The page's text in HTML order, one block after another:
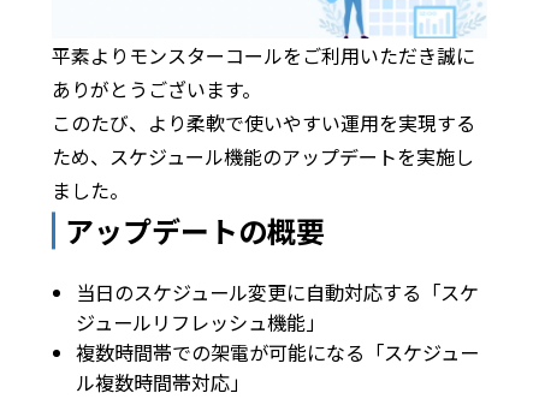
平素よりモンスターコールをご利用いただき誠に
ありがとうございます。
このたび、より柔軟で使いやすい運用を実現する
ため、スケジュール機能のアップデートを実施し
ました。
アップデートの概要
当日のスケジュール変更に自動対応する「スケ
ジュールリフレッシュ機能」
複数時間帯での架電が可能になる「スケジュー
ル複数時間帯対応」